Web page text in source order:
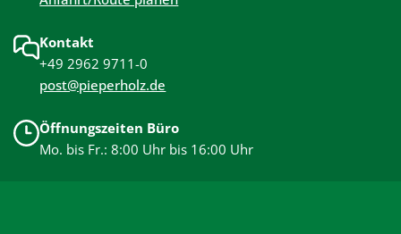
Kontakt
+49 2962 9711-0
post@pieperholz.de
Öffnungszeiten Büro
Mo. bis Fr.: 8:00 Uhr bis 16:00 Uhr